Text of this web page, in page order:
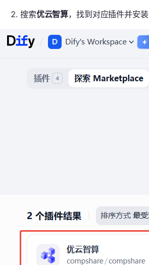
搜索优云智算，找到对应插件并安装